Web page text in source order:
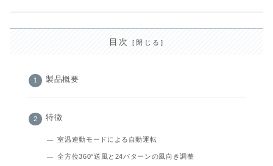
目次
製品概要
特徴
室温連動モードによる自動運転
全方位360°送風と24パターンの風向き調整